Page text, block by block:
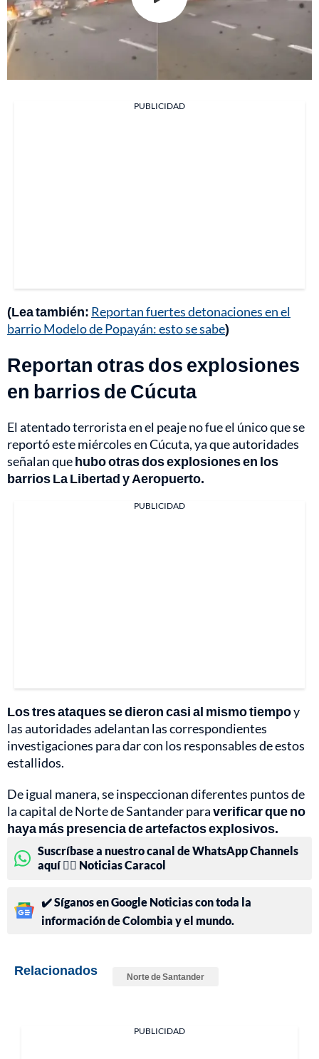
PUBLICIDAD
(Lea también: Reportan fuertes detonaciones en el
barrio Modelo de Popayán: esto se sabe)
Reportan otras dos explosiones
en barrios de Cúcuta
El atentado terrorista en el peaje no fue el único que se
reportó este miércoles en Cúcuta, ya que autoridades
señalan quehubo otras dos explosiones en los
barrios La Libertad y Aeropuerto.
PUBLICIDAD
Los tres ataques se dieron casi al mismo tiempoy
las autoridades adelantan las correspondientes
investigaciones para dar con los responsables de estos
estallidos.
De igual manera, se inspeccionan diferentes puntos de
la capital de Norte de Santander paraverificar que no
haya más presencia de artefactos explosivos.
Suscríbase a nuestro canal de WhatsApp Channels
aquí 👉🏻 Noticias Caracol
✔️ Síganos en Google Noticias con toda la
información de Colombia y el mundo.
Relacionados Norte de Santander
PUBLICIDAD